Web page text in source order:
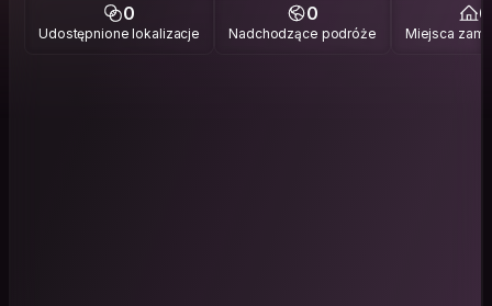
0
Udostępnione lokalizacje
0
Nadchodzące podróże
0
Miejsca